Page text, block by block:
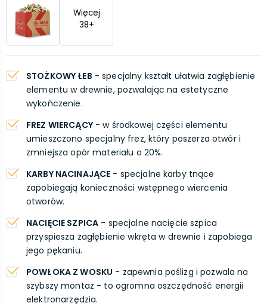
Więcej
38+
STOŻKOWY ŁEB - specjalny kształt ułatwia zagłębienie
elementu w drewnie, pozwalając na estetyczne
wykończenie.
FREZ WIERCĄCY- w środkowej części elementu
umieszczono specjalny frez, który poszerza otwór i
zmniejsza opór materiału o 20%.
KARBY NACINAJĄCE - specjalne karby tnące
zapobiegają konieczności wstępnego wiercenia
otworów.
NACIĘCIE SZPICA - specjalne nacięcie szpica
przyspiesza zagłębienie wkręta w drewnie i zapobiega
jego pękaniu.
POWŁOKA Z WOSKU - zapewnia poślizg i pozwala na
szybszy montaż - to ogromna oszczędność energii
elektronarzędzia.